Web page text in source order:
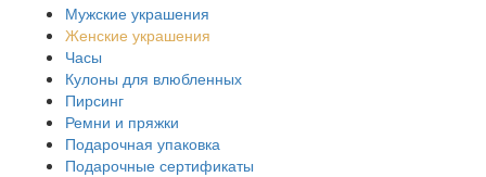
Мужские украшения
Женские украшения
Часы
Кулоны для влюбленных
Пирсинг
Ремни и пряжки
Подарочная упаковка
Подарочные сертификаты